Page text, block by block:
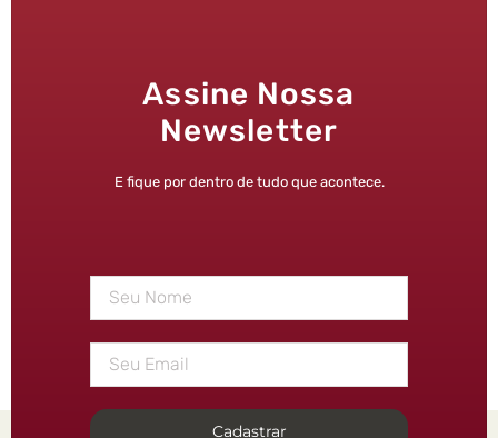
Assine Nossa
Newsletter
E fique por dentro de tudo que acontece.
Cadastrar